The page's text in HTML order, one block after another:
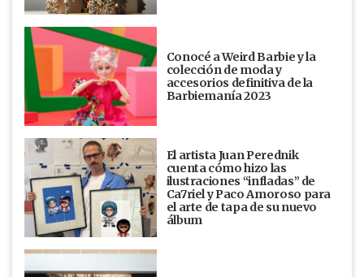
Conocé a Weird Barbie y la
colección de moda y
accesorios definitiva de la
Barbiemanía 2023
El artista Juan Perednik
cuenta cómo hizo las
ilustraciones “infladas” de
Ca7riel y Paco Amoroso para
el arte de tapa de su nuevo
álbum